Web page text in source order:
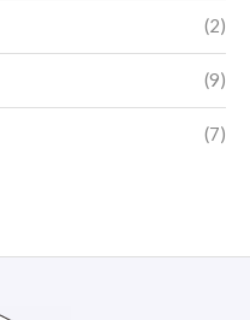
(2)
(9)
(7)